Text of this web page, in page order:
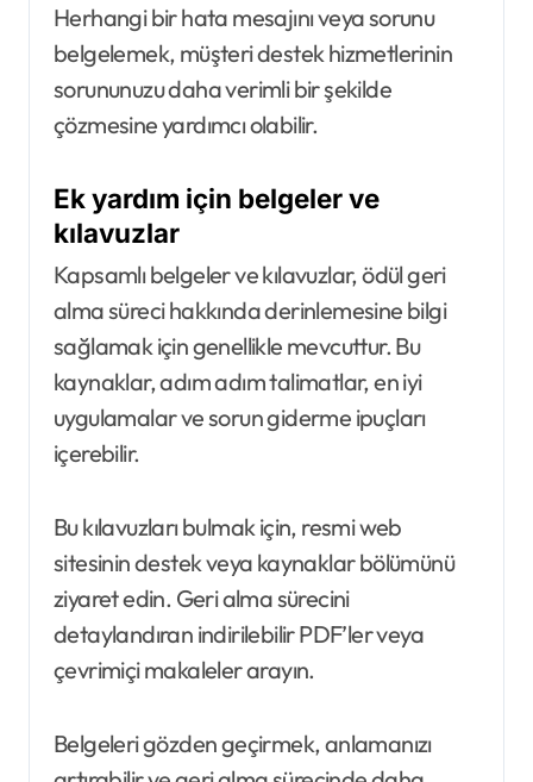
Herhangi bir hata mesajını veya sorunu
belgelemek, müşteri destek hizmetlerinin
sorununuzu daha verimli bir şekilde
çözmesine yardımcı olabilir.
Ek yardım için belgeler ve
kılavuzlar
Kapsamlı belgeler ve kılavuzlar, ödül geri
alma süreci hakkında derinlemesine bilgi
sağlamak için genellikle mevcuttur. Bu
kaynaklar, adım adım talimatlar, en iyi
uygulamalar ve sorun giderme ipuçları
içerebilir.
Bu kılavuzları bulmak için, resmi web
sitesinin destek veya kaynaklar bölümünü
ziyaret edin. Geri alma sürecini
detaylandıran indirilebilir PDF’ler veya
çevrimiçi makaleler arayın.
Belgeleri gözden geçirmek, anlamanızı